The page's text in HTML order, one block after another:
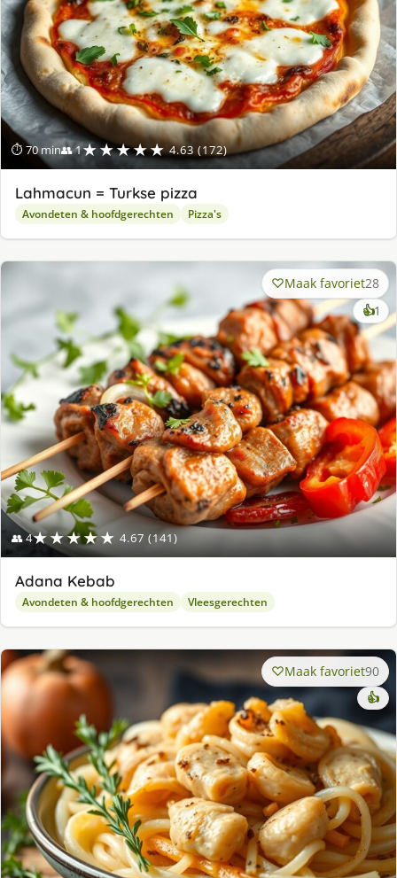
⏱ 70 min👥 1★★★★★ 4.63 (172)
Lahmacun = Turkse pizza
Avondeten & hoofdgerechten Pizza's
👥 4★★★★★ 4.67 (141)
Maak favoriet28
👍1
Adana Kebab
Avondeten & hoofdgerechten Vleesgerechten
Maak favoriet90
👍